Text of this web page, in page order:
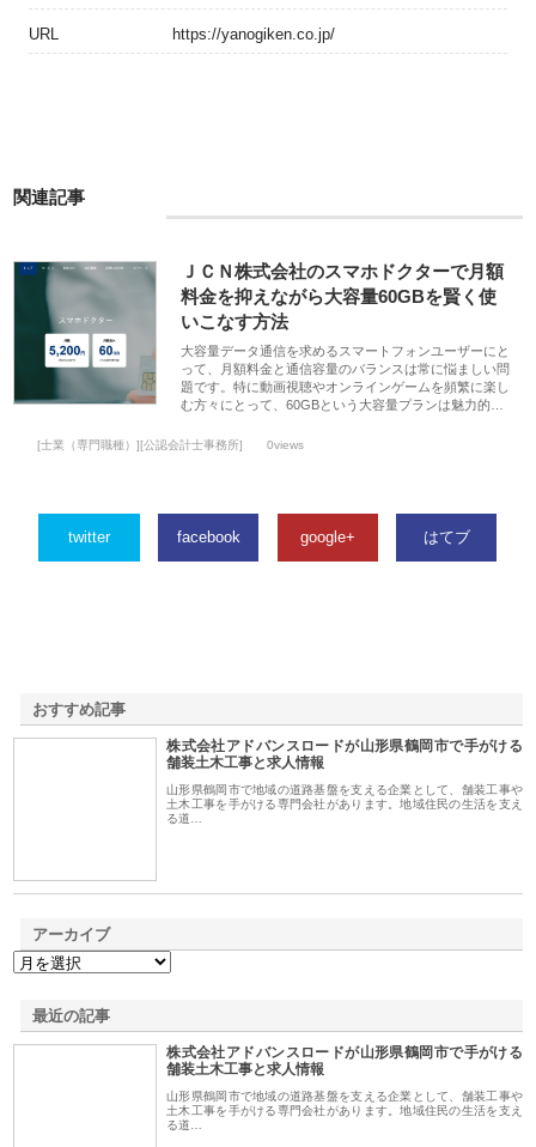
URL https://yanogiken.co.jp/
関連記事
ＪＣＮ株式会社のスマホドクターで月額
料金を抑えながら大容量60GBを賢く使
いこなす方法
大容量データ通信を求めるスマートフォンユーザーにと
って、月額料金と通信容量のバランスは常に悩ましい問
題です。特に動画視聴やオンラインゲームを頻繁に楽し
む方々にとって、60GBという大容量プランは魅力的…
[士業（専門職種）][公認会計士事務所] 0views
twitter facebook google+ はてブ
おすすめ記事
株式会社アドバンスロードが山形県鶴岡市で手がける
舗装土木工事と求人情報
山形県鶴岡市で地域の道路基盤を支える企業として、舗装工事や
土木工事を手がける専門会社があります。地域住民の生活を支え
る道…
アーカイブ
最近の記事
株式会社アドバンスロードが山形県鶴岡市で手がける
舗装土木工事と求人情報
山形県鶴岡市で地域の道路基盤を支える企業として、舗装工事や
土木工事を手がける専門会社があります。地域住民の生活を支え
る道…